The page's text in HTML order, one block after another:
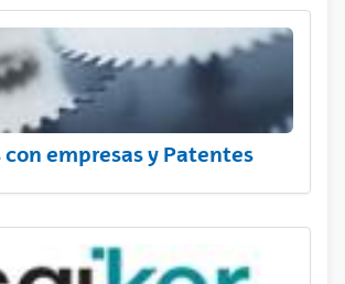
empresas y Patentes